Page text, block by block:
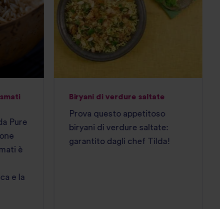
Pure
è
e la
Biryani di verdure saltate
Prova questo appetitoso
biryani di verdure saltate:
garantito dagli chef Tilda!